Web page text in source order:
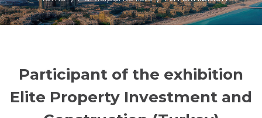
Participant of the exhibition
Elite Property Investment and